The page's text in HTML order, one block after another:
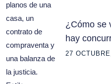
¿Cómo se
hay
27